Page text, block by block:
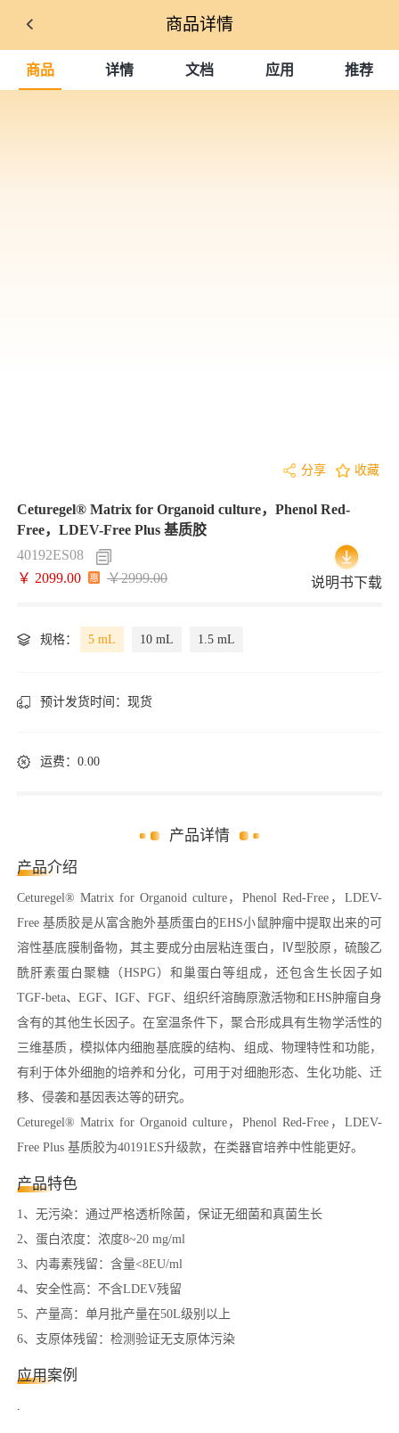
商品详情
商品 详情 文档 应用 推荐
分享 收藏
Ceturegel® Matrix for Organoid culture，Phenol Red-
Free，LDEV-Free Plus 基质胶
40192ES08
￥ 2099.00
￥2999.00 说明书下载
规格： 5 mL 10 mL 1.5 mL
预计发货时间： 现货
运费：0.00
产品详情
产品介绍
Ceturegel® Matrix for Organoid culture，Phenol Red-Free，LDEV-
Free 基质胶是从富含胞外基质蛋白的EHS小鼠肿瘤中提取出来的可
溶性基底膜制备物，其主要成分由层粘连蛋白，Ⅳ型胶原，硫酸乙
酰肝素蛋白聚糖（HSPG）和巢蛋白等组成，还包含生长因子如
TGF-beta、EGF、IGF、FGF、组织纤溶酶原激活物和EHS肿瘤自身
含有的其他生长因子。在室温条件下，聚合形成具有生物学活性的
三维基质，模拟体内细胞基底膜的结构、组成、物理特性和功能，
有利于体外细胞的培养和分化，可用于对细胞形态、生化功能、迁
移、侵袭和基因表达等的研究。
Ceturegel® Matrix for Organoid culture，Phenol Red-Free，LDEV-
Free Plus 基质胶为40191ES升级款，在类器官培养中性能更好。
产品特色
1、无污染：通过严格透析除菌，保证无细菌和真菌生长
2、蛋白浓度：浓度8~20 mg/ml
3、内毒素残留：含量<8EU/ml
4、安全性高：不含LDEV残留
5、产量高：单月批产量在50L级别以上
6、支原体残留：检测验证无支原体污染
应用案例
.